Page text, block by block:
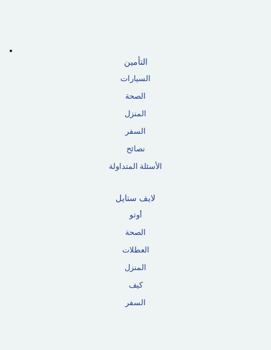
التأمين
السيارات
الصحة
المنزل
السفر
نصائح
الأسئلة المتداولة
لايف ستايل
أوتو
الصحة
العطلات
المنزل
كيف
السفر